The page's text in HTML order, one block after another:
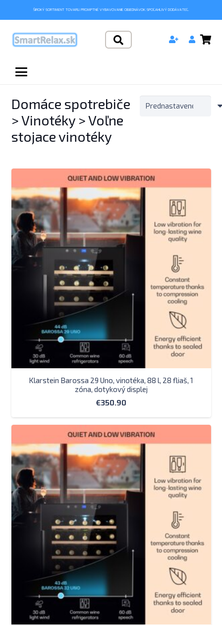
ŠIROKÝ SORTIMENT TOVARU. PROMPTNÉ VYBAVOVANIE OBJEDNÁVOK. SPOĽAHLIVÝ DODÁVATEĽ.
Domáce spotrebiče
> Vinotéky > Voľne
stojace vinotéky
Klarstein Barossa 29 Uno, vinotéka, 88 l, 28 fliaš, 1
zóna, dotykový displej
€350.90